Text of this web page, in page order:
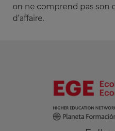
on ne comprend pas son
d’affaire.